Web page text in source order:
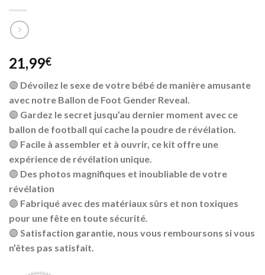
21,99€
🟣 Dévoilez le sexe de votre bébé de manière amusante
avec notre Ballon de Foot Gender Reveal.
🟣 Gardez le secret jusqu’au dernier moment avec ce
ballon de football qui cache la poudre de révélation.
🟣 Facile à assembler et à ouvrir, ce kit offre une
expérience de révélation unique.
🟣 Des photos magnifiques et inoubliable de votre
révélation
🟣 Fabriqué avec des matériaux sûrs et non toxiques
pour une fête en toute sécurité.
🟣 Satisfaction garantie, nous vous remboursons si vous
n’êtes pas satisfait.